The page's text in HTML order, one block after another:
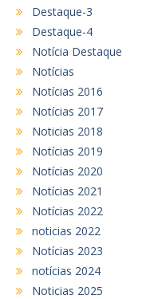
Destaque-3
Destaque-4
Notícia Destaque
Notícias
Notícias 2016
Notícias 2017
Noticias 2018
Notícias 2019
Notícias 2020
Notícias 2021
Notícias 2022
noticias 2022
Notícias 2023
notícias 2024
Noticias 2025